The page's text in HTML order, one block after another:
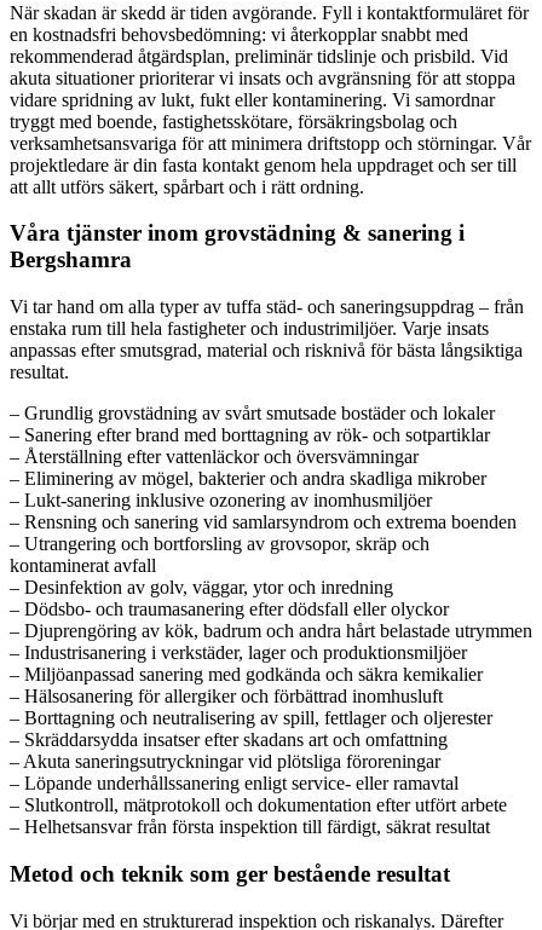
När skadan är skedd är tiden avgörande. Fyll i kontaktformuläret för
en kostnadsfri behovsbedömning: vi återkopplar snabbt med
rekommenderad åtgärdsplan, preliminär tidslinje och prisbild. Vid
akuta situationer prioriterar vi insats och avgränsning för att stoppa
vidare spridning av lukt, fukt eller kontaminering. Vi samordnar
tryggt med boende, fastighetsskötare, försäkringsbolag och
verksamhetsansvariga för att minimera driftstopp och störningar. Vår
projektledare är din fasta kontakt genom hela uppdraget och ser till
att allt utförs säkert, spårbart och i rätt ordning.
Våra tjänster inom grovstädning & sanering i
Bergshamra
Vi tar hand om alla typer av tuffa städ- och saneringsuppdrag – från
enstaka rum till hela fastigheter och industrimiljöer. Varje insats
anpassas efter smutsgrad, material och risknivå för bästa långsiktiga
resultat.
– Grundlig grovstädning av svårt smutsade bostäder och lokaler
– Sanering efter brand med borttagning av rök- och sotpartiklar
– Återställning efter vattenläckor och översvämningar
– Eliminering av mögel, bakterier och andra skadliga mikrober
– Lukt-sanering inklusive ozonering av inomhusmiljöer
– Rensning och sanering vid samlarsyndrom och extrema boenden
– Utrangering och bortforsling av grovsopor, skräp och
kontaminerat avfall
– Desinfektion av golv, väggar, ytor och inredning
– Dödsbo- och traumasanering efter dödsfall eller olyckor
– Djuprengöring av kök, badrum och andra hårt belastade utrymmen
– Industrisanering i verkstäder, lager och produktionsmiljöer
– Miljöanpassad sanering med godkända och säkra kemikalier
– Hälsosanering för allergiker och förbättrad inomhusluft
– Borttagning och neutralisering av spill, fettlager och oljerester
– Skräddarsydda insatser efter skadans art och omfattning
– Akuta saneringsutryckningar vid plötsliga föroreningar
– Löpande underhållssanering enligt service- eller ramavtal
– Slutkontroll, mätprotokoll och dokumentation efter utfört arbete
– Helhetsansvar från första inspektion till färdigt, säkrat resultat
Metod och teknik som ger bestående resultat
Vi börjar med en strukturerad inspektion och riskanalys. Därefter